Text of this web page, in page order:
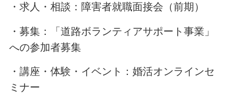
・求人・相談：障害者就職面接会（前期）
・募集：「道路ボランティアサポート事業」
への参加者募集
・講座・体験・イベント：婚活オンラインセ
ミナー